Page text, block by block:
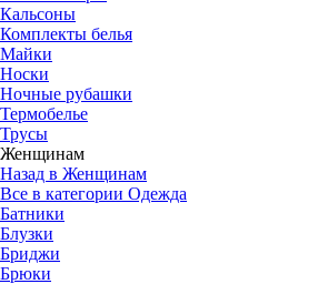
Кальсоны
Комплекты белья
Майки
Носки
Ночные рубашки
Термобелье
Трусы
Женщинам
Назад в Женщинам
Все в категории Одежда
Батники
Блузки
Бриджи
Брюки